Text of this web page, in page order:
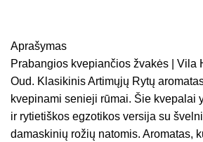
Aprašymas
Prabangios kvepiančios žvakės | Vila
Oud. Klasikinis Artimųjų Rytų
kvepinami senieji rūmai. Šie kvepalai
ir rytietiškos egzotikos versija su
damaskinių rožių natomis. Aromatas,